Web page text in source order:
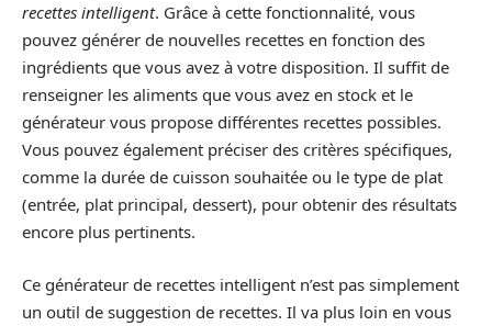
recettes intelligent. Grâce à cette fonctionnalité, vous
pouvez générer de nouvelles recettes en fonction des
ingrédients que vous avez à votre disposition. Il suffit de
renseigner les aliments que vous avez en stock et le
générateur vous propose différentes recettes possibles.
Vous pouvez également préciser des critères spécifiques,
comme la durée de cuisson souhaitée ou le type de plat
(entrée, plat principal, dessert), pour obtenir des résultats
encore plus pertinents.
Ce générateur de recettes intelligent n’est pas simplement
un outil de suggestion de recettes. Il va plus loin en vous